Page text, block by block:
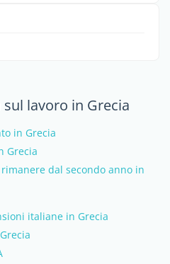
lavoro in Grecia
in Grecia
Grecia
dal secondo anno in
italiane in Grecia